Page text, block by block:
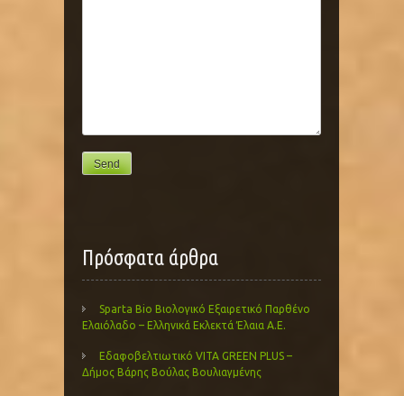
Πρόσφατα άρθρα
Sparta Bio Βιολογικό Εξαιρετικό Παρθένο
Ελαιόλαδο – Ελληνικά Εκλεκτά Έλαια Α.Ε.
Εδαφοβελτιωτικό VITA GREEN PLUS –
Δήμος Βάρης Βούλας Βουλιαγμένης